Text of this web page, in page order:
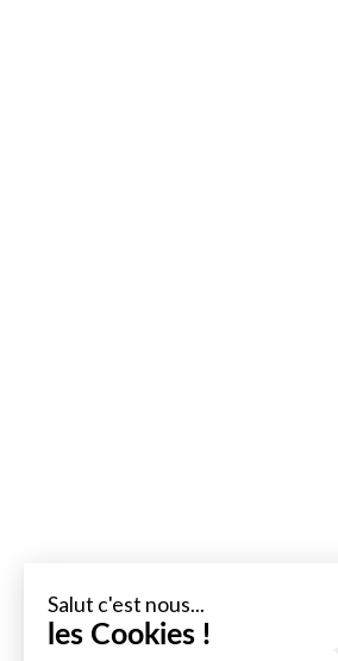
Salut c'est nous...
les Cookies !